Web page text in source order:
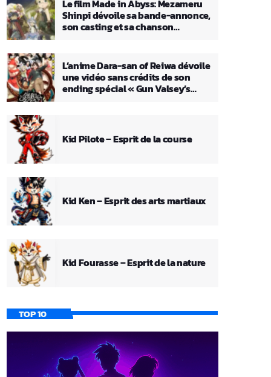
Le film Made in Abyss: Mezameru
Shinpi dévoile sa bande-annonce,
son casting et sa chanson
L’anime Dara-san of Reiwa dévoile
une vidéo sans crédits de son
ending spécial « Gun Valsey’s
Kid Pilote – Esprit de la course
Kid Ken – Esprit des arts martiaux
Kid Fourasse – Esprit de la nature
TOP 10